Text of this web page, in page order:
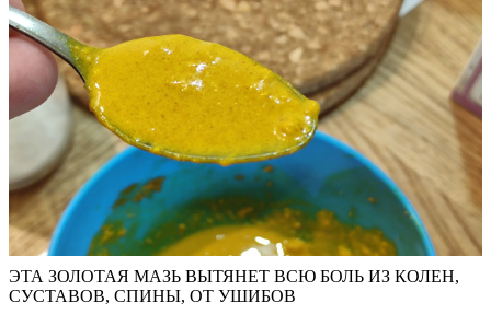
ЭТА ЗОЛОТАЯ МАЗЬ ВЫТЯНЕТ ВСЮ БОЛЬ ИЗ КОЛЕН,
СУСТАВОВ, СПИНЫ, ОТ УШИБОВ